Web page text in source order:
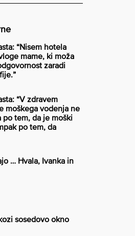
“Nisem hotela
mame, ki moža
zaradi
“V zdravem
moškega vodenja ne
po tem, da je moški
po tem, da
… Hvala, Ivanka in
sosedovo okno